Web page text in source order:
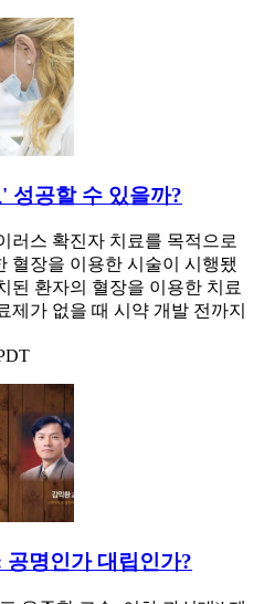
성공할 수 있을까?
러스 확진자 치료를 목적으로
혈장을 이용한 시술이 시행됐
된 환자의 혈장을 이용한 치료
제가 없을 때 시약 개발 전까지
명인가 대립인가?